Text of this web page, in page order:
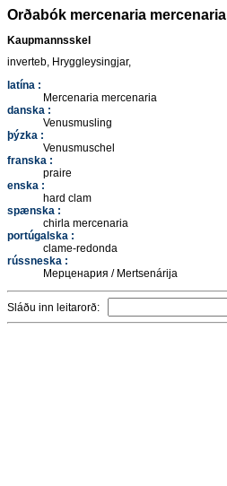
Orðabók mercenaria mercenaria
Kaupmannsskel
inverteb, Hryggleysingjar,
latína :
Mercenaria mercenaria
danska :
Venusmusling
þýzka :
Venusmuschel
franska :
praire
enska :
hard clam
spænska :
chirla mercenaria
portúgalska :
clame-redonda
rússneska :
Мерценария / Mertsenárija
Sláðu inn leitarorð: